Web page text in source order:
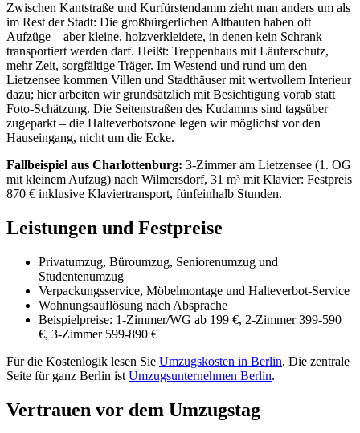
Zwischen Kantstraße und Kurfürstendamm zieht man anders um als
im Rest der Stadt: Die großbürgerlichen Altbauten haben oft
Aufzüge – aber kleine, holzverkleidete, in denen kein Schrank
transportiert werden darf. Heißt: Treppenhaus mit Läuferschutz,
mehr Zeit, sorgfältige Träger. Im Westend und rund um den
Lietzensee kommen Villen und Stadthäuser mit wertvollem Interieur
dazu; hier arbeiten wir grundsätzlich mit Besichtigung vorab statt
Foto-Schätzung. Die Seitenstraßen des Kudamms sind tagsüber
zugeparkt – die Halteverbotszone legen wir möglichst vor den
Hauseingang, nicht um die Ecke.
Fallbeispiel aus Charlottenburg: 3-Zimmer am Lietzensee (1. OG
mit kleinem Aufzug) nach Wilmersdorf, 31 m³ mit Klavier: Festpreis
870 € inklusive Klaviertransport, fünfeinhalb Stunden.
Leistungen und Festpreise
Privatumzug, Büroumzug, Seniorenumzug und
Studentenumzug
Verpackungsservice, Möbelmontage und Halteverbot-Service
Wohnungsauflösung nach Absprache
Beispielpreise: 1-Zimmer/WG ab 199 €, 2-Zimmer 399-590
€, 3-Zimmer 599-890 €
Für die Kostenlogik lesen Sie Umzugskosten in Berlin. Die zentrale
Seite für ganz Berlin ist Umzugsunternehmen Berlin.
Vertrauen vor dem Umzugstag